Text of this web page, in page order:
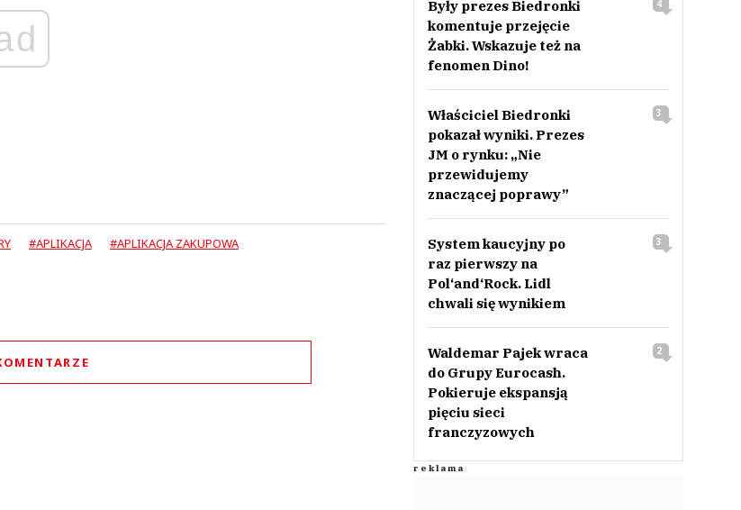
#APLIKACJA #APLIKACJA ZAKUPOWA
Były prezes Biedronki
komentuje przejęcie
Żabki. Wskazuje też na
fenomen Dino!
4
Właściciel Biedronki
pokazał wyniki. Prezes
JM o rynku: „Nie
przewidujemy
znaczącej poprawy”
3
System kaucyjny po
raz pierwszy na
Pol‘and‘Rock. Lidl
chwali się wynikiem
3
Waldemar Pajek wraca
do Grupy Eurocash.
Pokieruje ekspansją
pięciu sieci
franczyzowych
2